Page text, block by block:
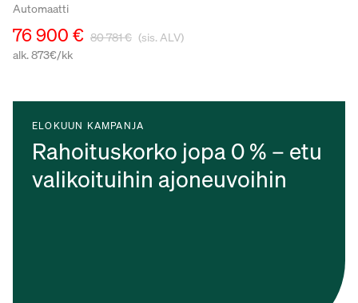
Automaatti
76 900 € 80 781 € (sis. ALV)
alk. 873€/kk
ELOKUUN KAMPANJA
Rahoituskorko jopa 0 % – etu
valikoituihin ajoneuvoihin